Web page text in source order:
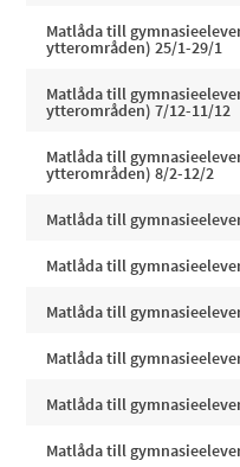
Matlåda till
ytterområden) 25/1-29/1
Matlåda till
ytterområden) 7/12-11/12
Matlåda till
ytterområden) 8/2-12/2
Matlåda till
Matlåda till
Matlåda till
Matlåda till
Matlåda till
Matlåda till